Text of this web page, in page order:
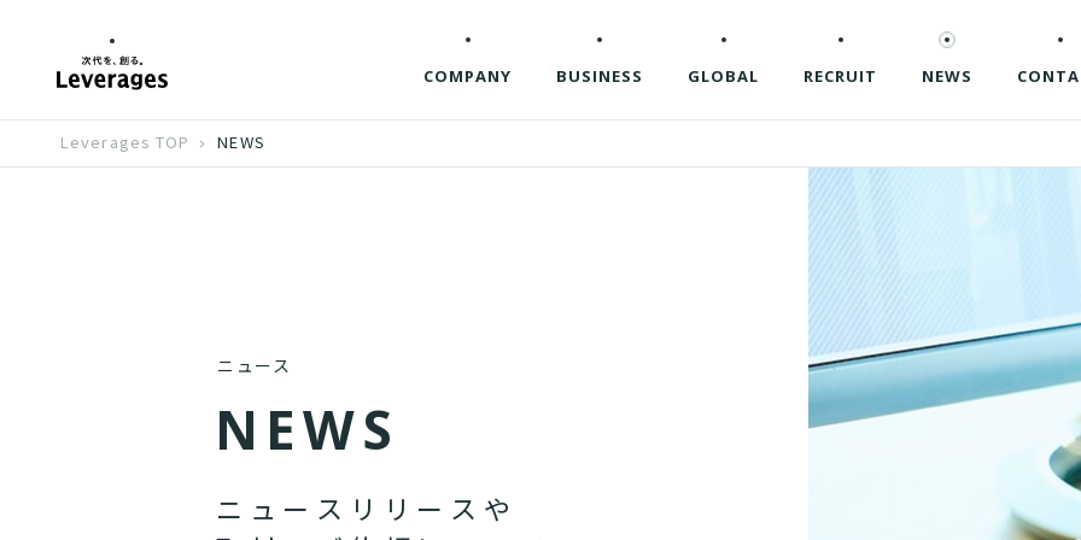
COMPANY BUSINESS GLOBAL RECRUIT NEWS
Leverages TOP NEWS
ニュース
N EWS
ニ ュ ー ス リ リ ー ス や